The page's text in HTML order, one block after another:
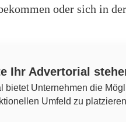
oder sich in
Ihr Advertorial
bietet Unternehmen die
Umfeld zu platzieren